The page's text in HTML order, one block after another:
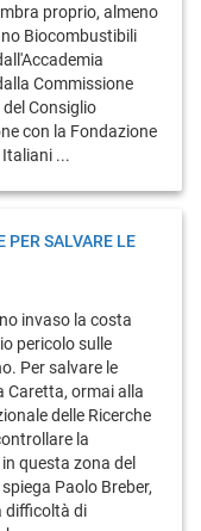
proprio, almeno
Biocombustibili
Commissione
Consiglio
con la Fondazione
...
PER SALVARE LE
invaso la costa
pericolo sulle
Per salvare le
Caretta, ormai alla
delle Ricerche
la
questa zona del
Paolo Breber,
difficoltà di